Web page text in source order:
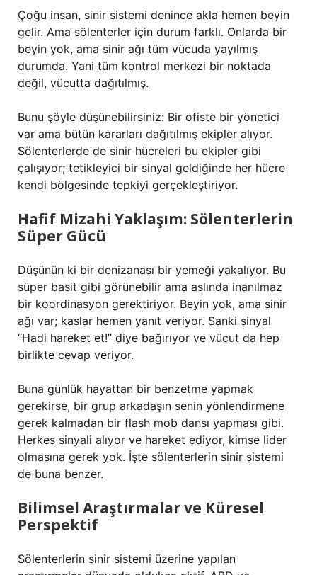
Çoğu insan, sinir sistemi denince akla hemen beyin
gelir. Ama sölenterler için durum farklı. Onlarda bir
beyin yok, ama sinir ağı tüm vücuda yayılmış
durumda. Yani tüm kontrol merkezi bir noktada
değil, vücutta dağıtılmış.
Bunu şöyle düşünebilirsiniz: Bir ofiste bir yönetici
var ama bütün kararları dağıtılmış ekipler alıyor.
Sölenterlerde de sinir hücreleri bu ekipler gibi
çalışıyor; tetikleyici bir sinyal geldiğinde her hücre
kendi bölgesinde tepkiyi gerçekleştiriyor.
Hafif Mizahi Yaklaşım: Sölenterlerin
Süper Gücü
Düşünün ki bir denizanası bir yemeği yakalıyor. Bu
süper basit gibi görünebilir ama aslında inanılmaz
bir koordinasyon gerektiriyor. Beyin yok, ama sinir
ağı var; kaslar hemen yanıt veriyor. Sanki sinyal
“Hadi hareket et!” diye bağırıyor ve vücut da hep
birlikte cevap veriyor.
Buna günlük hayattan bir benzetme yapmak
gerekirse, bir grup arkadaşın senin yönlendirmene
gerek kalmadan bir flash mob dansı yapması gibi.
Herkes sinyali alıyor ve hareket ediyor, kimse lider
olmasına gerek yok. İşte sölenterlerin sinir sistemi
de buna benzer.
Bilimsel Araştırmalar ve Küresel
Perspektif
Sölenterlerin sinir sistemi üzerine yapılan